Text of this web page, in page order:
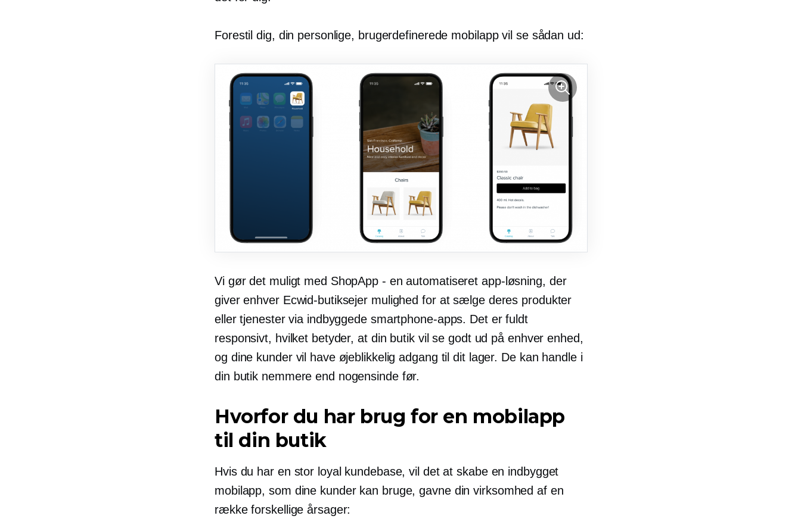
Forestil dig, din personlige, brugerdefinerede mobilapp vil se sådan ud:
Vi gør det muligt med ShopApp - en automatiseret app-løsning, der
giver enhver Ecwid-butiksejer mulighed for at sælge deres produkter
eller tjenester via indbyggede smartphone-apps. Det er fuldt
responsivt, hvilket betyder, at din butik vil se godt ud på enhver enhed,
og dine kunder vil have øjeblikkelig adgang til dit lager. De kan handle i
din butik nemmere end nogensinde før.
Hvorfor du har brug for en mobilapp
til din butik
Hvis du har en stor loyal kundebase, vil det at skabe en indbygget
mobilapp, som dine kunder kan bruge, gavne din virksomhed af en
række forskellige årsager: